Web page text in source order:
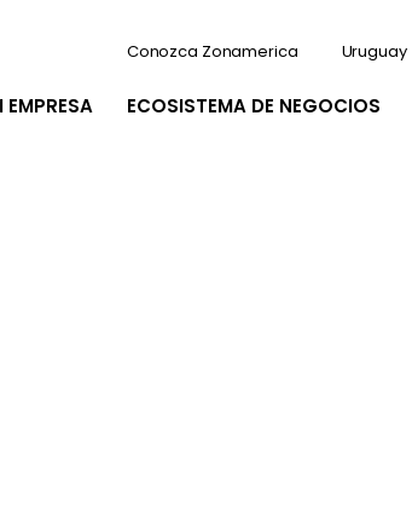
EMPRESA ECOSISTEMA DE NEGOCIOS
Conozca Zonamerica Uruguay